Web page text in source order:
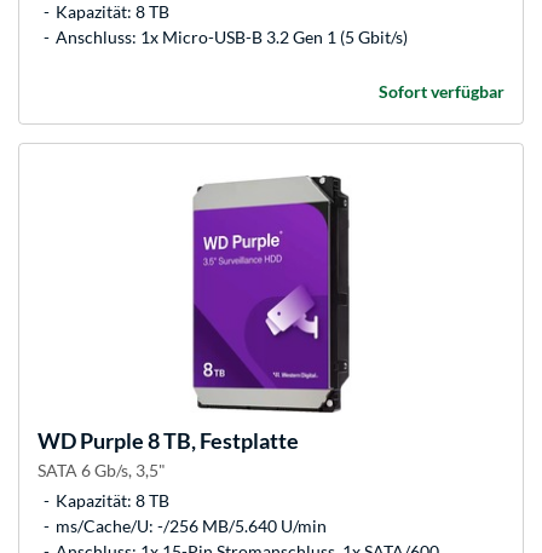
Kapazität: 8 TB
Anschluss: 1x Micro-USB-B 3.2 Gen 1 (5 Gbit/s)
Sofort verfügbar
WDPurple 8 TB, Festplatte
SATA 6 Gb/s, 3,5"
Kapazität: 8 TB
ms/Cache/U: -/256 MB/5.640 U/min